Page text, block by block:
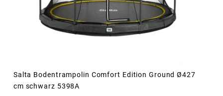
Salta Bodentrampolin Comfort Edition Ground Ø427
cm schwarz 5398A